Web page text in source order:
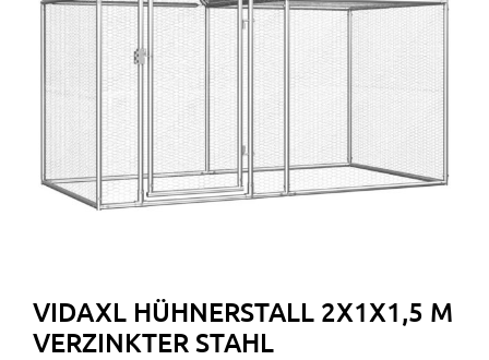
VIDAXL HÜHNERSTALL 2X1X1,5 M
VERZINKTER STAHL